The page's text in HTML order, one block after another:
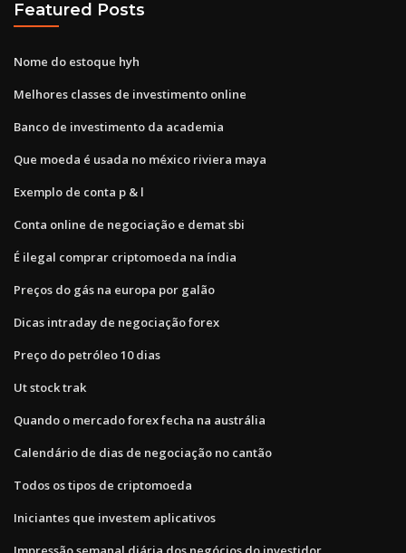
Featured Posts
Nome do estoque hyh
Melhores classes de investimento online
Banco de investimento da academia
Que moeda é usada no méxico riviera maya
Exemplo de conta p & l
Conta online de negociação e demat sbi
É ilegal comprar criptomoeda na índia
Preços do gás na europa por galão
Dicas intraday de negociação forex
Preço do petróleo 10 dias
Ut stock trak
Quando o mercado forex fecha na austrália
Calendário de dias de negociação no cantão
Todos os tipos de criptomoeda
Iniciantes que investem aplicativos